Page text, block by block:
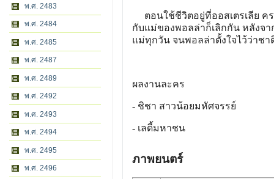
พ.ศ. 2483
พ.ศ. 2484
พ.ศ. 2485
พ.ศ. 2487
พ.ศ. 2489
พ.ศ. 2492
พ.ศ. 2493
พ.ศ. 2494
พ.ศ. 2495
พ.ศ. 2496
ตอนใช้ชีวิตอยู่ที่ออสเตรเลีย ค
กับแม่ของพอลล่าก็เลิกกัน หลังจ
แม่ทุกวัน จนพอลล่าตั้งใจไว้ว่าช
ผลงานละคร
- ชิชา สาวน้อยมหัศจรรย์
- เลดี้มหาชน
ภาพยนตร์